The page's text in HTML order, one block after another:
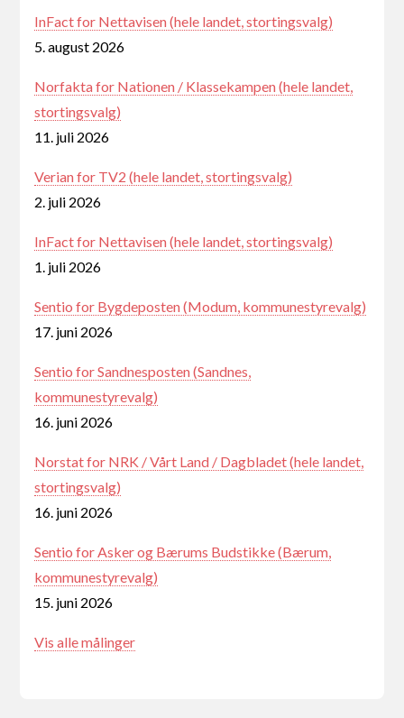
InFact for Nettavisen (hele landet, stortingsvalg)
5. august 2026
Norfakta for Nationen / Klassekampen (hele landet,
stortingsvalg)
11. juli 2026
Verian for TV2 (hele landet, stortingsvalg)
2. juli 2026
InFact for Nettavisen (hele landet, stortingsvalg)
1. juli 2026
Sentio for Bygdeposten (Modum, kommunestyrevalg)
17. juni 2026
Sentio for Sandnesposten (Sandnes,
kommunestyrevalg)
16. juni 2026
Norstat for NRK / Vårt Land / Dagbladet (hele landet,
stortingsvalg)
16. juni 2026
Sentio for Asker og Bærums Budstikke (Bærum,
kommunestyrevalg)
15. juni 2026
Vis alle målinger